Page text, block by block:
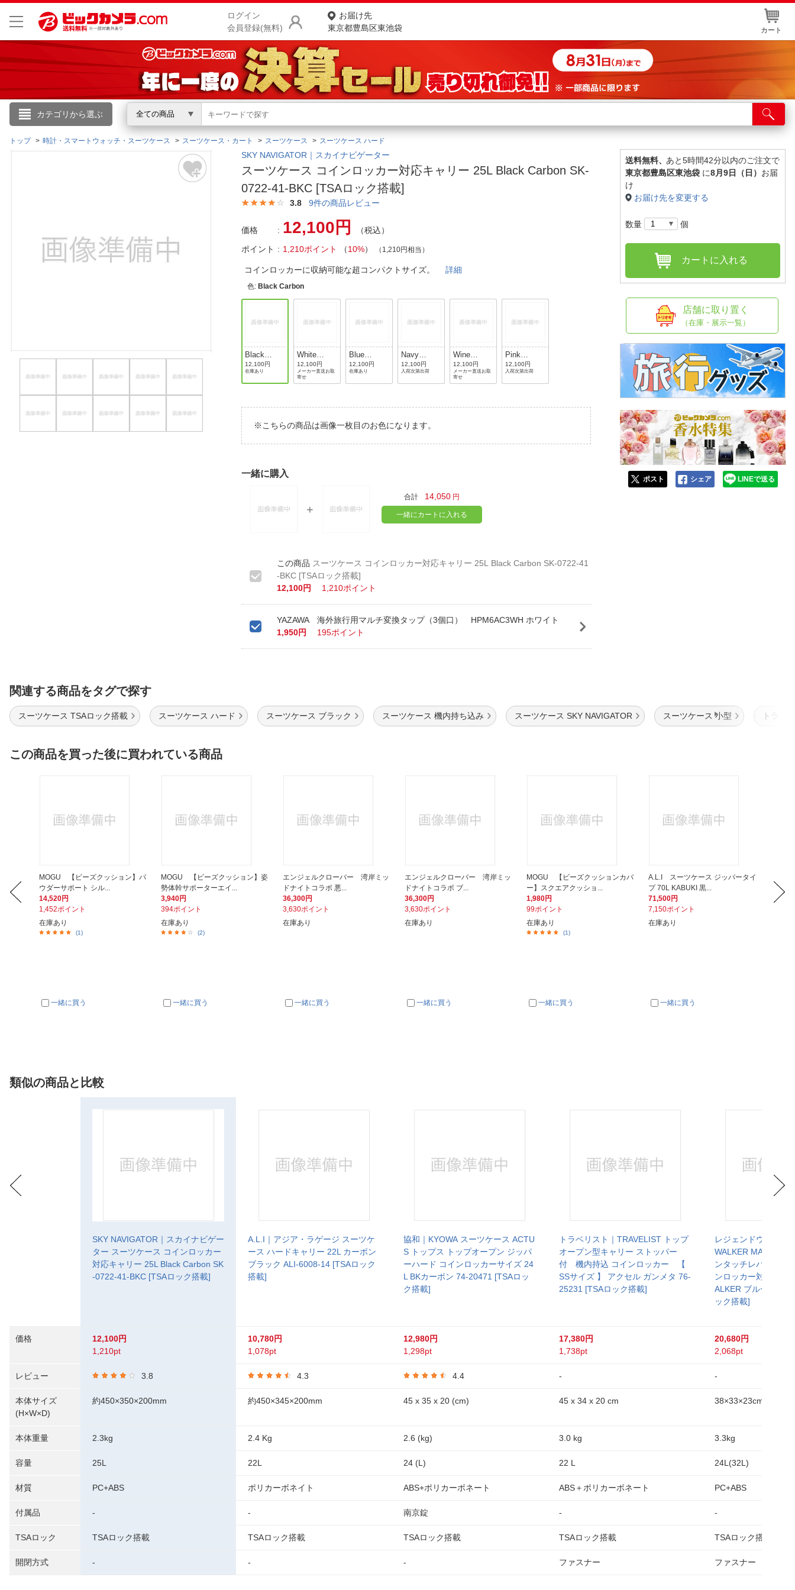
ログイン
会員登録(無料)
お届け先
東京都豊島区東池袋
カート
カテゴリから選ぶ 全ての商品
こんにちは
ログイン
閲覧履歴
商品をさがす
ランキングからさがす
カテゴリ一覧からさがす
お客様サポート
ご利用ガイド
よくある質問・お問合せ
店舗サービス
ネット取り置き
店舗情報・店舗一覧
トップ 時計・スマートウォッチ・スーツケース スーツケース・カート スーツケース スーツケース ハード
SKY NAVIGATOR｜スカイナビゲーター
スーツケース コインロッカー対応キャリー 25L Black Carbon SK-
0722-41-BKC [TSAロック搭載]
3.8 9件の商品レビュー
価格 12,100円
（税込）
ポイント
1,210ポイント （10%） （1,210円相当）
コインロッカーに収納可能な超コンパクトサイズ。詳細
色: Black Carbon
Black
Carbon
12,100円
在庫あり
White
Hairline
12,100円
メーカー直送お取
寄せ
Blue
Hairline
12,100円
在庫あり
Navy
Carbon
12,100円
入荷次第出荷
Wine
Carbon
12,100円
メーカー直送お取
寄せ
Pink
Hairline
12,100円
入荷次第出荷
※こちらの商品は画像一枚目のお色になります。
一緒に購入
合計 14,050 円
一緒にカートに入れる
スーツケース コインロッカー対応キャリー 25L Black Carbon SK-0722-41
-BKC [TSAロック搭載]
12,100円
1,210ポイント
YAZAWA 海外旅行用マルチ変換タップ（3個口） HPM6AC3WH ホワイト
1,950円
195ポイント
送料無料、 あと5時間42分以内のご注文で
東京都豊島区東池袋 に8月9日（日） お届
け
お届け先を変更する
数量 個
カートに入れる
店舗に取り置く
（在庫・展示一覧）
ポスト シェア LINEで送る
関連する商品をタグで探す
スーツケース TSAロック搭載 スーツケース ハード スーツケース ブラック スーツケース 機内持ち込み スーツケース SKY NAVIGATOR スーツケース 小型 トラン
この商品を買った後に買われている商品
MOGU 【ビーズクッション】パ
ウダーサポート シル...
14,520円
1,452ポイント
在庫あり
(1)
一緒に買う
MOGU 【ビーズクッション】姿
勢体幹サポーターエイ...
3,940円
394ポイント
在庫あり
(2)
一緒に買う
エンジェルクローバー 湾岸ミッ
ドナイトコラボ 悪...
36,300円
3,630ポイント
在庫あり
一緒に買う
エンジェルクローバー 湾岸ミッ
ドナイトコラボ ブ...
36,300円
3,630ポイント
在庫あり
一緒に買う
MOGU 【ビーズクッションカバ
ー】スクエアクッショ...
1,980円
99ポイント
在庫あり
(1)
一緒に買う
A.L.I スーツケース ジッパータイ
プ 70L KABUKI 黒...
71,500円
7,150ポイント
在庫あり
一緒に買う
カニ
類似の商品と比較
価格
レビュー
本体サイズ
(H×W×D)
本体重量
容量
材質
付属品
TSAロック
開閉方式
SKY NAVIGATOR｜スカイナビゲー
ター スーツケース コインロッカー
対応キャリー 25L Black Carbon SK
-0722-41-BKC [TSAロック搭載]
12,100円
1,210pt
3.8
約450×350×200mm
2.3kg
25L
PC+ABS
-
TSAロック搭載
-
A.L.I｜アジア・ラゲージ スーツケ
ース ハードキャリー 22L カーボン
ブラック ALI-6008-14 [TSAロック
搭載]
10,780円
1,078pt
4.3
約450×345×200mm
2.4 Kg
22L
ポリカーボネイト
-
TSAロック搭載
-
協和｜KYOWA スーツケース ACTU
S トップス トップオープン ジッパ
ーハード コインロッカーサイズ 24
L BKカーボン 74-20471 [TSAロッ
ク搭載]
12,980円
1,298pt
4.4
45 x 35 x 20 (cm)
2.6 (kg)
24 (L)
ABS+ポリカーボネート
南京錠
TSAロック搭載
-
トラベリスト｜TRAVELIST トップ
オープン型キャリー ストッパー
付 機内持込 コインロッカー 【
SSサイズ 】 アクセル ガンメタ 76-
25231 [TSAロック搭載]
17,380円
1,738pt
-
45 x 34 x 20 cm
3.0 kg
22 L
ABS＋ポリカーボネート
-
TSAロック搭載
ファスナー
レジェンドウォーカ
WALKER MALIBU
ンタッチレバー式ス
ンロッカー対応サイ
ALKER ブルー 5208-
ック搭載]
20,680円
2,068pt
-
38×33×23cm
3.3kg
24L(32L)
PC+ABS
-
TSAロック搭載
ファスナー